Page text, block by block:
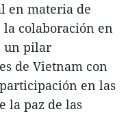
en materia de
colaboración en
un pilar
de Vietnam con
en las
la paz de las